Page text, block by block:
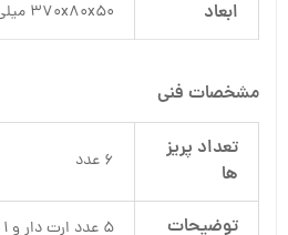
ابعاد 370x80x50 میلی‌متر
مشخصات فنی
تعداد پریز
ها
6 عدد
توضیحات